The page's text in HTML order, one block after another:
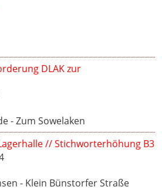
DLAK zur
- Zum Sowelaken
// Stichworterhöhung B3
- Klein Bünstorfer Straße